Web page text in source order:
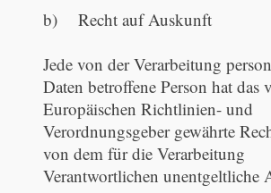
b) Recht auf Auskunft
Jede von der Verarbeitung
Daten betroffene Person hat das
Europäischen Richtlinien- und
Verordnungsgeber gewährte
von dem für die Verarbeitung
Verantwortlichen unentgeltliche